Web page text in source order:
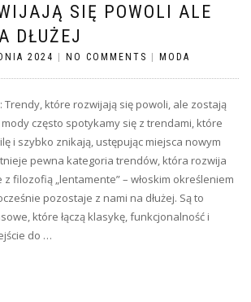
SIĘ POWOLI ALE
DŁUŻEJ
2024 | NO COMMENTS | MODA
: Trendy, które rozwijają się powoli, ale zostają
mody często spotykamy się z trendami, które
i szybko znikają, ustępując miejsca nowym
pewna kategoria trendów, która rozwija
filozofią „lentamente” – włoskim określeniem
pozostaje z nami na dłużej. Są to
które łączą klasykę, funkcjonalność i
do …